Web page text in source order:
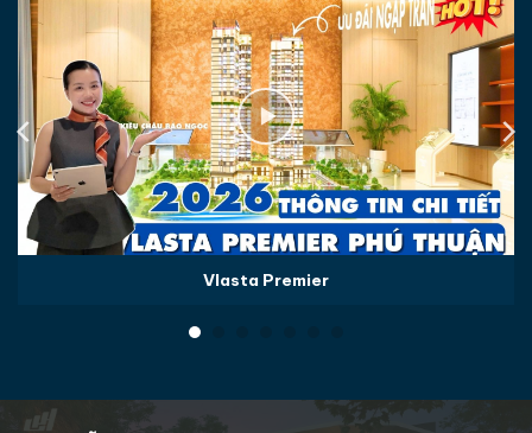
(mặt trước là đại lộ BD), hồ bơi tầng 6 (2 mặt trước
sau). Tổng 1091 căn
Dự kiến bàn giao:Năm 2023
Xem thêm thông tin dự án The Emerald Golf
View
2. DỰ ÁN ĐÃ BÀN GIAO
VỊ TRÍ
THÔNG
Vlasta Premier